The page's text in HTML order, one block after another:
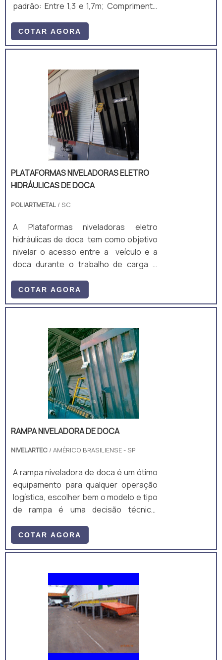
padrão: Entre 1,3 e 1,7m; Comprimento
2m; Ajuste de altura padrão: Manual,
mecânico, por manivela; Equipamento
carbono A36, composto por perfis
laminados U, I e chapas. A estrutura é
um monobloco, unido através de
soldagem MIG/MAG. • Acompanha: (a)
ART de Projeto e Fabricação; e (b)
Manual técnico;
COTAR AGORA
PLATAFORMAS NIVELADORAS ELETRO
HIDRÁULICAS DE DOCA
POLIARTMETAL / SC
A Plataformas niveladoras eletro
hidráulicas de doca tem como objetivo
nivelar o acesso entre a veículo e a
doca durante o trabalho de carga e
COTAR AGORA
RAMPA NIVELADORA DE DOCA
NIVELARTEC / AMÉRICO BRASILIENSE - SP
A rampa niveladora de doca é um ótimo
equipamento para qualquer operação
logística, escolher bem o modelo e tipo
de rampa é uma decisão técnica,
operação, tipos de caminhões e
equipamentos de movimentação que
rampa para doca para atende as mais
diversas necessidades, desde cargas
e descargas.Diferentes caminhões em
que atua Caminhões 3/4; Caminhões
toco; Caminhões truck; Carretas;
Contêineres; Entre outros.Com toda a
COTAR AGORA